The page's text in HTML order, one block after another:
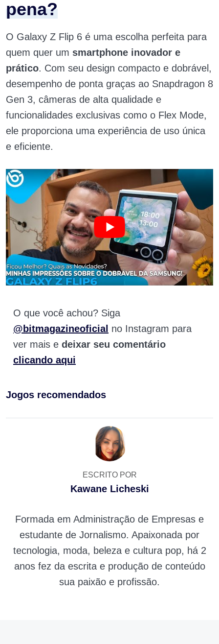
pena?
O Galaxy Z Flip 6 é uma escolha perfeita para
quem quer um smartphone inovador e
prático. Com seu design compacto e dobrável,
desempenho de ponta graças ao Snapdragon 8
Gen 3, câmeras de alta qualidade e
funcionalidades exclusivas como o Flex Mode,
ele proporciona uma experiência de uso única
e eficiente.
O que você achou? Siga
@bitmagazineoficial no Instagram para
ver mais e deixar seu comentário
clicando aqui
Jogos recomendados
ESCRITO POR
Kawane Licheski
Formada em Administração de Empresas e
estudante de Jornalismo. Apaixonada por
tecnologia, moda, beleza e cultura pop, há 2
anos fez da escrita e produção de conteúdo
sua paixão e profissão.